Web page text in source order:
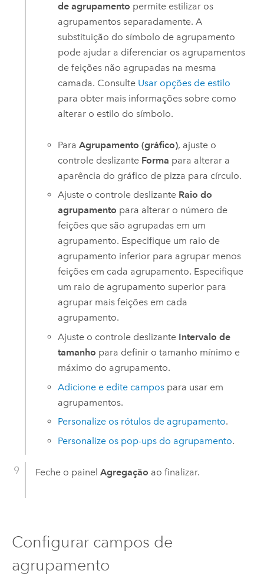
de agrupamento permite estilizar os
agrupamentos separadamente. A
substituição do símbolo de agrupamento
pode ajudar a diferenciar os agrupamentos
de feições não agrupadas na mesma
camada. Consulte Usar opções de estilo
para obter mais informações sobre como
alterar o estilo do símbolo.
ParaAgrupamento (gráfico), ajuste o
controle deslizante Forma para alterar a
aparência do gráfico de pizza para círculo.
Ajuste o controle deslizante Raio do
agrupamento para alterar o número de
feições que são agrupadas em um
agrupamento. Especifique um raio de
agrupamento inferior para agrupar menos
feições em cada agrupamento. Especifique
um raio de agrupamento superior para
agrupar mais feições em cada
agrupamento.
Ajuste o controle deslizante Intervalo de
tamanho para definir o tamanho mínimo e
máximo do agrupamento.
Adicione e edite campos para usar em
agrupamentos.
Personalize os rótulos de agrupamento.
Personalize os pop-ups do agrupamento.
Feche o painel Agregação ao finalizar.
Configurar campos de
agrupamento